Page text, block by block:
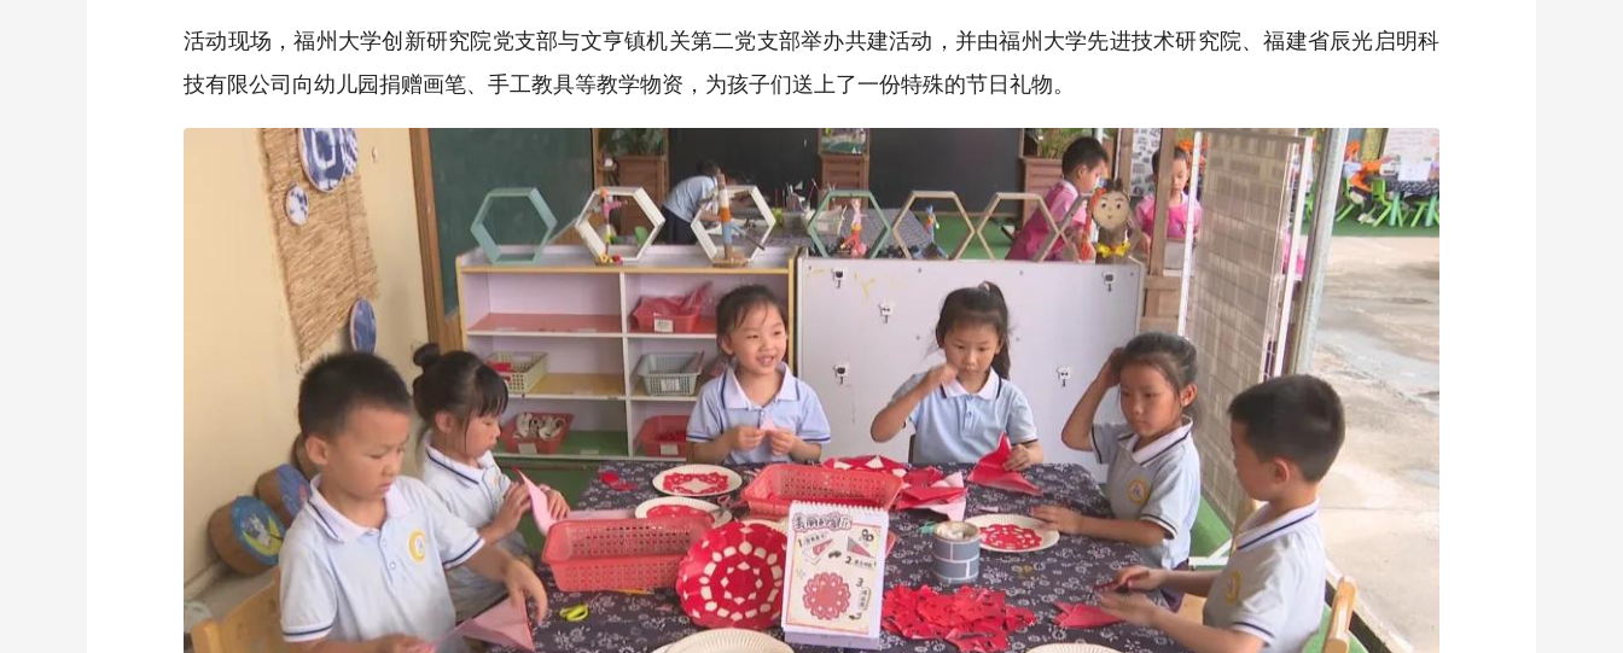
活动现场，福州大学创新研究院党支部与文亨镇机关第二党支部举办共建活动，并由福州大学先进技术研究院、福建省辰光启明科
技有限公司向幼儿园捐赠画笔、手工教具等教学物资，为孩子们送上了一份特殊的节日礼物。